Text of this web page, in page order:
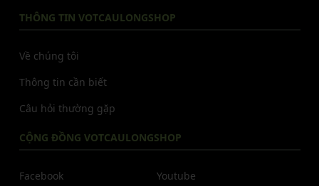
THÔNG TIN VOTCAULONGSHOP
Về chúng tôi
Thông tin cần biết
Câu hỏi thường gặp
CỘNG ĐỒNG VOTCAULONGSHOP
Facebook
Youtube